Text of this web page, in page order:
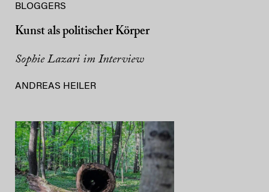
BLOGGERS
Kunst als politischer Körper
Sophie Lazari im Interview
ANDREAS HEILER